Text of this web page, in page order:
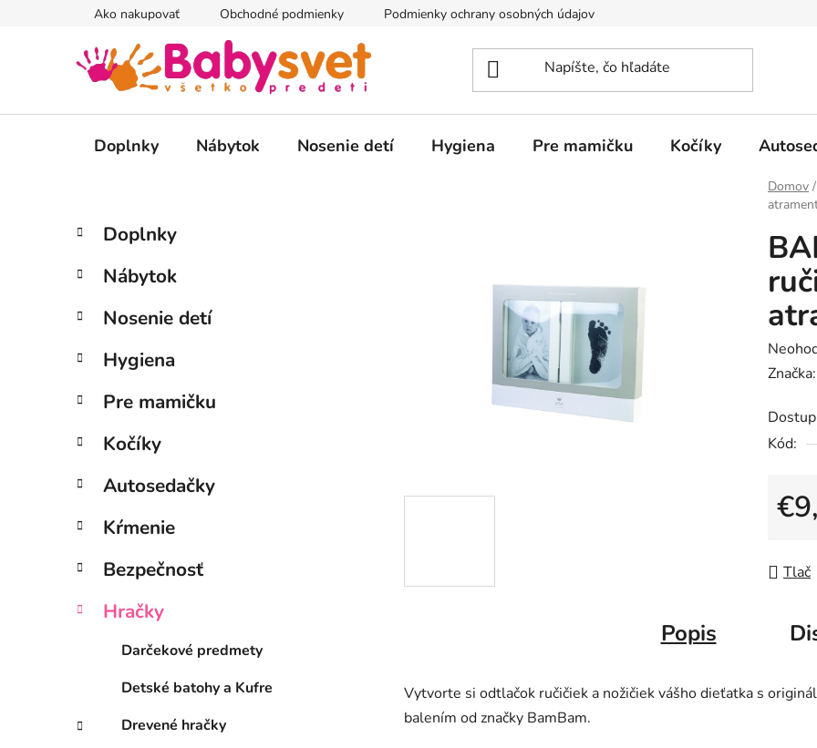
Ako nakupovať Obchodné podmienky Podmienky ochrany osobných údajov
Doplnky Nábytok Nosenie detí Hygiena Pre mamičku Kočíky
Domov /
B
č
ý
a
n
e
l
Preskočiť
kategórie
K
a
e
ó
i
Doplnky
Nábytok
Nosenie detí
Hygiena
Pre mamičku
Kočíky
Autosedačky
Kŕmenie
Bezpečnosť
Hračky
Darčekové predmety
Detské batohy a Kufre
Drevené hračky
je
0,0
Kód:
Tlač
Popis
Vytvorte si odtlačok ručičiek a nožičiek vášho dieťatka s
balením od značky BamBam.